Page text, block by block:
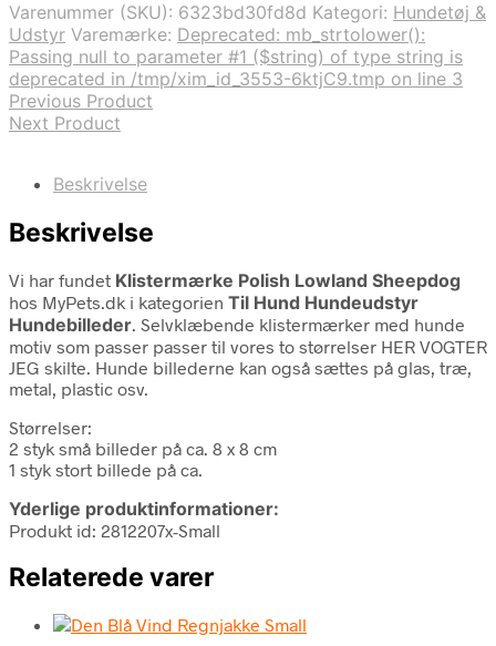
49,95 kr..24,95 kr..
Varenummer (SKU): 6323bd30fd8d Kategori: Hundetøj &
Udstyr Varemærke: Deprecated: mb_strtolower():
Passing null to parameter #1 ($string) of type string is
deprecated in /tmp/xim_id_3553-6ktjC9.tmp on line 3
Previous Product
Next Product
Beskrivelse
Beskrivelse
Vi har fundet Klistermærke Polish Lowland Sheepdog
hos MyPets.dk i kategorien Til Hund Hundeudstyr
Hundebilleder. Selvklæbende klistermærker med hunde
motiv som passer passer til vores to størrelser HER VOGTER
JEG skilte. Hunde billederne kan også sættes på glas, træ,
metal, plastic osv.
Størrelser:
2 styk små billeder på ca. 8 x 8 cm
1 styk stort billede på ca.
Yderlige produktinformationer:
Produkt id: 2812207x-Small
Relaterede varer